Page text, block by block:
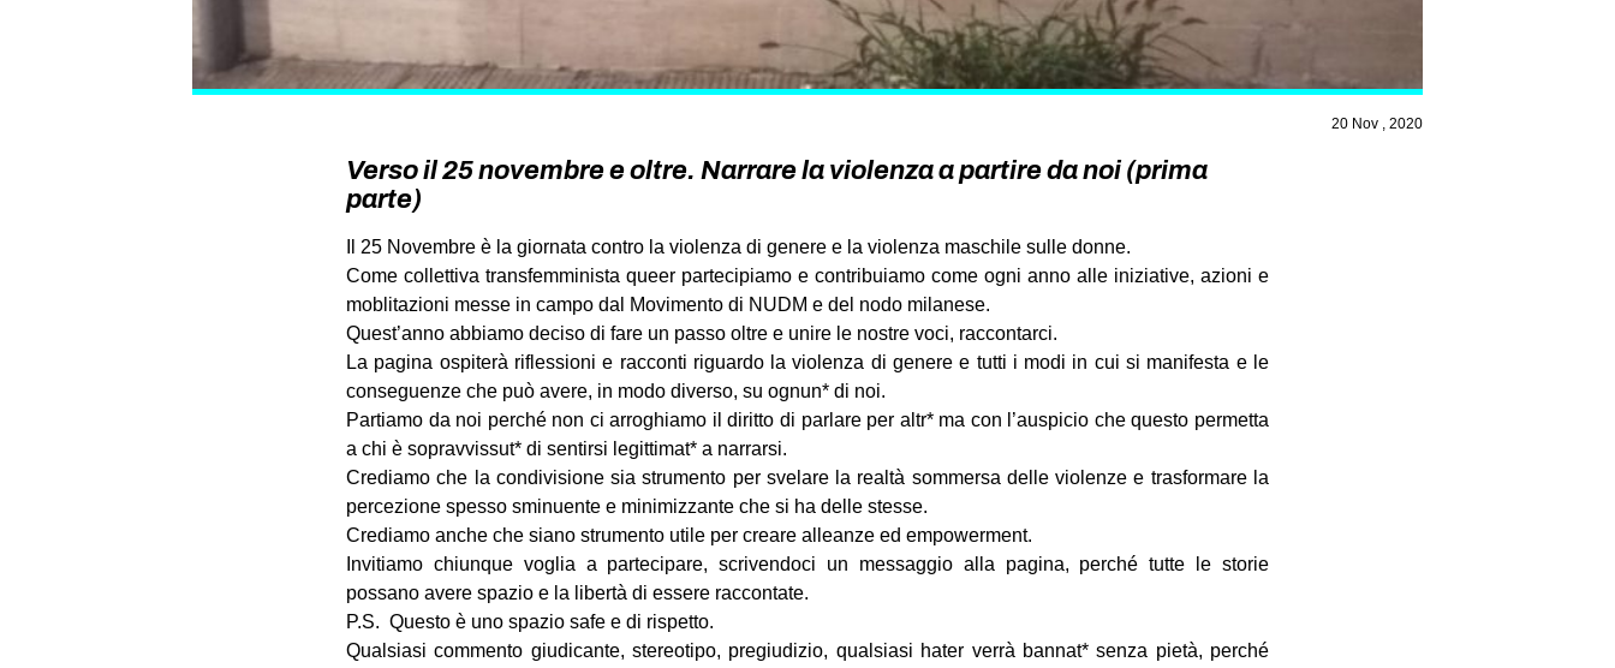
20 Nov , 2020
Verso il 25 novembre e oltre. Narrare la violenza a partire da noi (prima
parte)
Il 25 Novembre è la giornata contro la violenza di genere e la violenza maschile sulle donne.
Come collettiva transfemminista queer partecipiamo e contribuiamo come ogni anno alle iniziative, azioni e
moblitazioni messe in campo dal Movimento di NUDM e del nodo milanese.
Quest’anno abbiamo deciso di fare un passo oltre e unire le nostre voci, raccontarci.
La pagina ospiterà riflessioni e racconti riguardo la violenza di genere e tutti i modi in cui si manifesta e le
conseguenze che può avere, in modo diverso, su ognun* di noi.
Partiamo da noi perché non ci arroghiamo il diritto di parlare per altr* ma con l’auspicio che questo permetta
a chi è sopravvissut* di sentirsi legittimat* a narrarsi.
Crediamo che la condivisione sia strumento per svelare la realtà sommersa delle violenze e trasformare la
percezione spesso sminuente e minimizzante che si ha delle stesse.
Crediamo anche che siano strumento utile per creare alleanze ed empowerment.
Invitiamo chiunque voglia a partecipare, scrivendoci un messaggio alla pagina, perché tutte le storie
possano avere spazio e la libertà di essere raccontate.
P.S. Questo è uno spazio safe e di rispetto.
Qualsiasi commento giudicante, stereotipo, pregiudizio, qualsiasi hater verrà bannat* senza pietà, perché